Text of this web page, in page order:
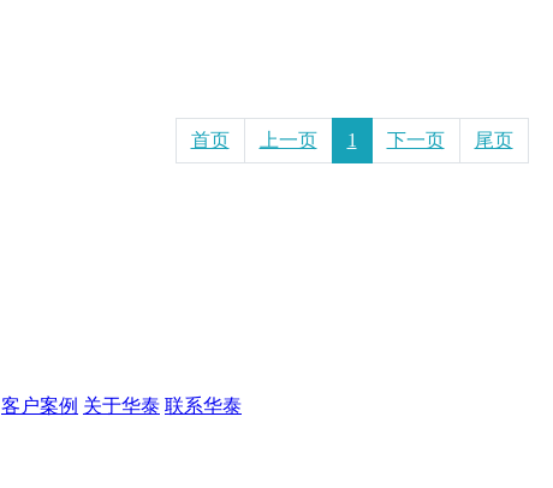
首页 上一页 1 下一页 尾页
客户案例 关于华泰 联系华泰